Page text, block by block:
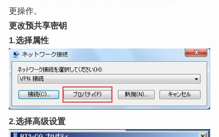
更操作。
更改预共享密钥
1.选择属性
2.选择高级设置